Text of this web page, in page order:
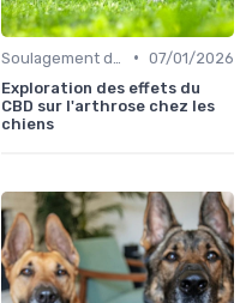
• 07/01/2026
Exploration des effets du
CBD sur l'arthrose chez les
chiens